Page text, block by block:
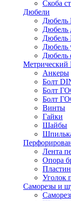
Скоба
Дюбели
Дюбель
Дюбель
Дюбель
Дюбель
Дюбель
Метрический
Анкеры
Болт
Болт
Болт
Винты
Гайки
Шайбы
Лента
Опора
Уголок
Саморезы и